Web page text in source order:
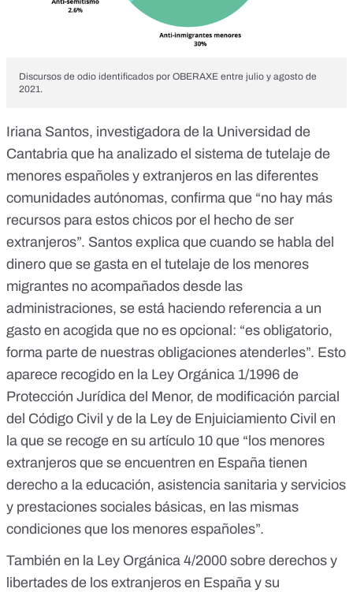
Discursos de odio identificados por OBERAXE entre julio y agosto de
2021.
Iriana Santos, investigadora de la Universidad de
Cantabria que ha analizado el sistema de tutelaje de
menores españoles y extranjeros en las diferentes
comunidades autónomas, confirma que “no hay más
recursos para estos chicos por el hecho de ser
extranjeros”. Santos explica que cuando se habla del
dinero que se gasta en el tutelaje de los menores
migrantes no acompañados desde las
administraciones, se está haciendo referencia a un
gasto en acogida que no es opcional: “es obligatorio,
forma parte de nuestras obligaciones atenderles”. Esto
aparece recogido en la Ley Orgánica 1/1996 de
Protección Jurídica del Menor, de modificación parcial
del Código Civil y de la Ley de Enjuiciamiento Civil en
la que se recoge en su artículo 10 que “los menores
extranjeros que se encuentren en España tienen
derecho a la educación, asistencia sanitaria y servicios
y prestaciones sociales básicas, en las mismas
condiciones que los menores españoles”.
También en la Ley Orgánica 4/2000 sobre derechos y
libertades de los extranjeros en España y su